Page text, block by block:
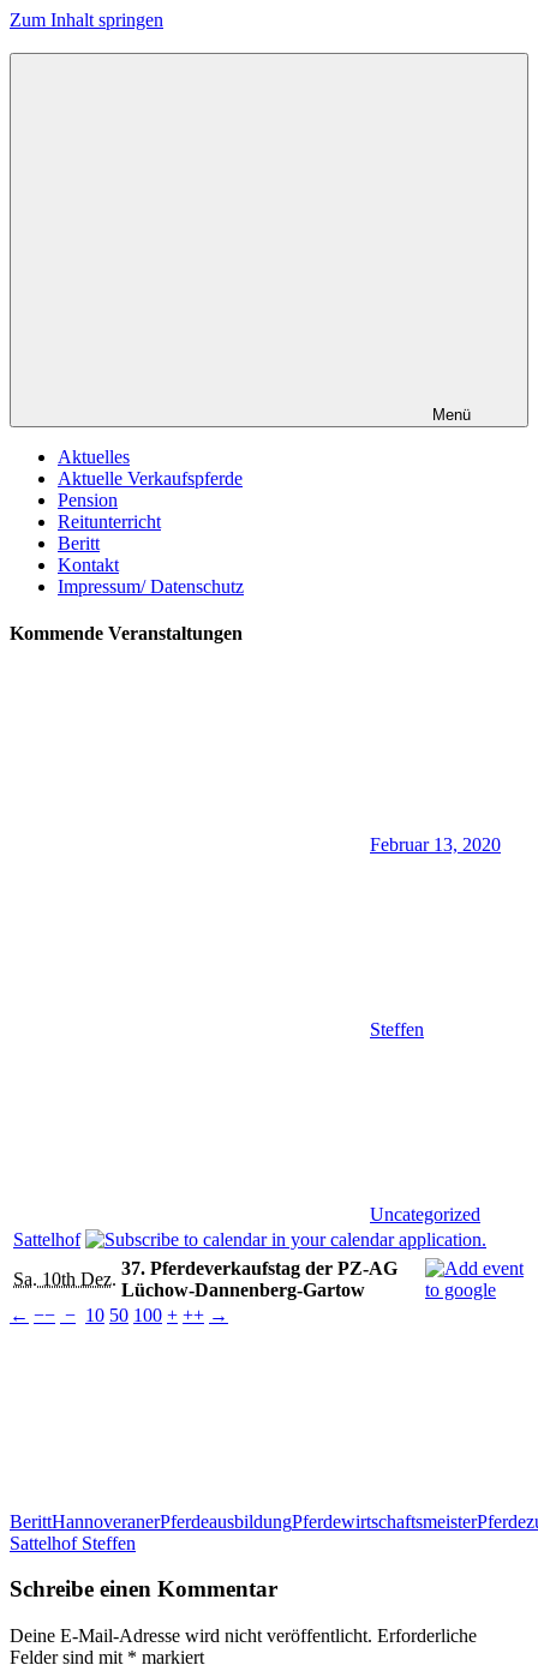
Zum Inhalt springen
Menü
Aktuelles
Aktuelle Verkaufspferde
Pension
Reitunterricht
Beritt
Kontakt
Impressum/ Datenschutz
Kommende Veranstaltungen
Februar 13, 2020
Steffen
Uncategorized
Sattelhof
Sa. 10th Dez.
37. Pferdeverkaufstag der PZ-AG
Lüchow-Dannenberg-Gartow
← −− − 10 50 100 + ++ →
BerittHannoveranerPferdeausbildungPferdewirtschaftsmeister
Sattelhof Steffen
Schreibe einen Kommentar
Deine E-Mail-Adresse wird nicht veröffentlicht. Erforderliche
Felder sind mit * markiert